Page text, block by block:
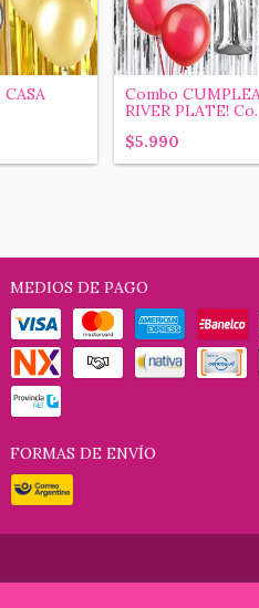
Combo
RIVER PLATE!
$5.990
MEDIOS DE PAGO
FORMAS DE ENVÍO